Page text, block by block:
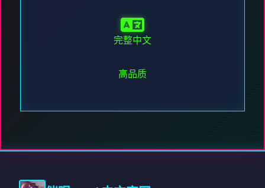
完整中文
高品质